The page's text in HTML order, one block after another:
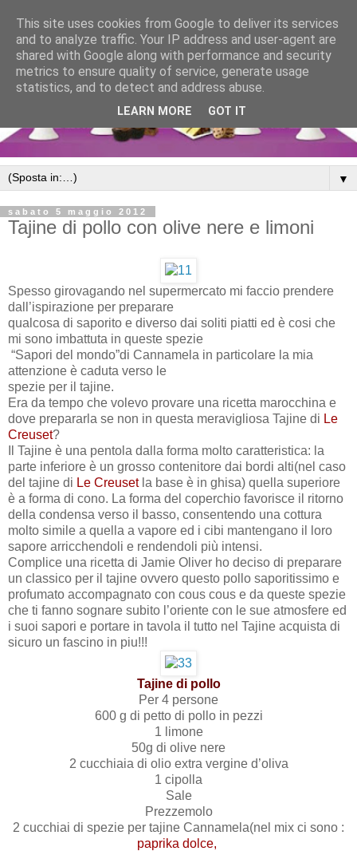
▼
sabato 5 maggio 2012
Tajine di pollo con olive nere e limoni
Spesso girovagando nel supermercato mi faccio prendere
dall’ispirazione per preparare
qualcosa di saporito e diverso dai soliti piatti ed è cosi che
mi sono imbattuta in queste spezie
“Sapori del mondo”di Cannamela in particolare la mia
attenzione è caduta verso le
spezie per il tajine.
Era da tempo che volevo provare una ricetta marocchina e
dove prepararla se non in questa meravigliosa Tajine di Le
Creuset?
Il Tajine è una pentola dalla forma molto caratteristica: la
parte inferiore è un grosso contenitore dai bordi alti(nel caso
del tajine di Le Creusetla base è in ghisa) quella superiore
è a forma di cono. La forma del coperchio favorisce il ritorno
della condensa verso il basso, consentendo una cottura
molto simile a quella a vapore ed i cibi mantengano il loro
sapore arricchendoli e rendendoli più intensi.
Complice una ricetta di Jamie Oliver ho deciso di preparare
un classico per il tajine ovvero questo pollo saporitissimo e
profumato accompagnato con cous cous e da queste spezie
che ti fanno sognare subito l’oriente con le sue atmosfere ed
i suoi sapori e portare in tavola il tutto nel Tajine acquista di
sicuro un fascino in piu!!!
Tajine di pollo
Per 4 persone
600 g di petto di pollo in pezzi
1 limone
50g di olive nere
2 cucchiaia di olio extra vergine d’oliva
1 cipolla
Sale
Prezzemolo
2 cucchiai di spezie per tajine Cannamela(nel mix ci sono :
paprika dolce,
This site uses cookies from Google to deliver its services
and to analyze traffic. Your IP address and user-agent are
shared with Google along with performance and security
metrics to ensure quality of service, generate usage
statistics, and to detect and address abuse.
LEARN MORE GOT IT